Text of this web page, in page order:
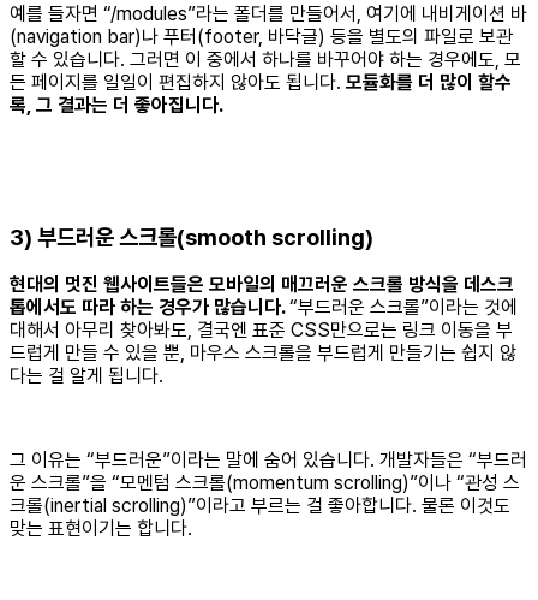
예를 들자면 “/modules”라는 폴더를 만들어서, 여기에 내비게이션 바
(navigation bar)나 푸터(footer, 바닥글) 등을 별도의 파일로 보관
할 수 있습니다. 그러면 이 중에서 하나를 바꾸어야 하는 경우에도, 모
든 페이지를 일일이 편집하지 않아도 됩니다. 모듈화를 더 많이 할수
록, 그 결과는 더 좋아집니다.
3) 부드러운 스크롤(smooth scrolling)
현대의 멋진 웹사이트들은 모바일의 매끄러운 스크롤 방식을 데스크
톱에서도 따라 하는 경우가 많습니다.“부드러운 스크롤”이라는 것에
대해서 아무리 찾아봐도, 결국엔 표준 CSS만으로는 링크 이동을 부
드럽게 만들 수 있을 뿐, 마우스 스크롤을 부드럽게 만들기는 쉽지 않
다는 걸 알게 됩니다.
그 이유는 “부드러운”이라는 말에 숨어 있습니다. 개발자들은 “부드러
운 스크롤”을 “모멘텀 스크롤(momentum scrolling)”이나 “관성 스
크롤(inertial scrolling)”이라고 부르는 걸 좋아합니다. 물론 이것도
맞는 표현이기는 합니다.